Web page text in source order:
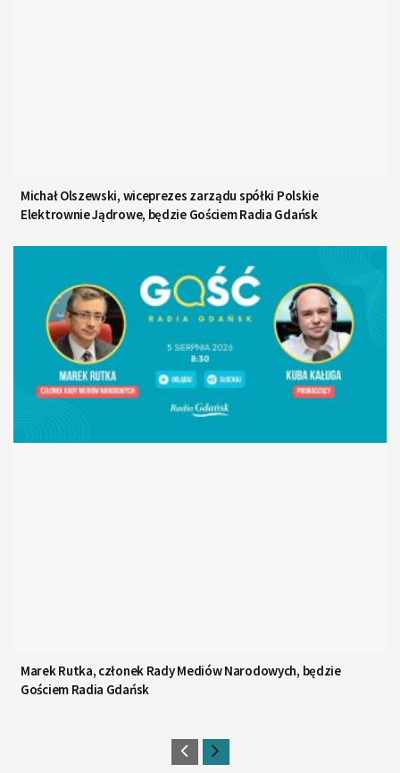
Michał Olszewski, wiceprezes zarządu spółki Polskie
Elektrownie Jądrowe, będzie Gościem Radia Gdańsk
Marek Rutka, członek Rady Mediów Narodowych, będzie
Gościem Radia Gdańsk